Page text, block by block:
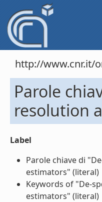
http://www.cnr.it/
Parole
resolution
Label
Parole chiave di
estimators" (literal)
Keywords of "De-
estimators" (literal)